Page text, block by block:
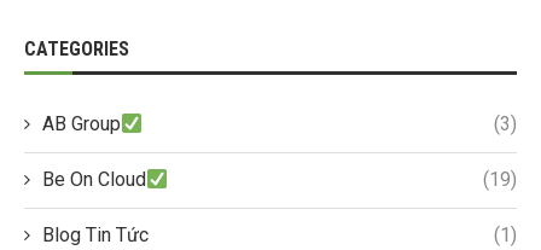
CATEGORIES
AB Group (3)
Be On Cloud (19)
Blog Tin Tức (1)